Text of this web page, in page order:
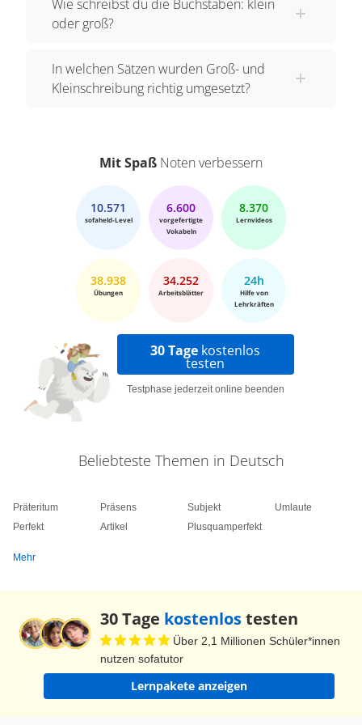
Wie schreibst du die Buchstaben: klein
oder groß?
In welchen Sätzen wurden Groß- und
Kleinschreibung richtig umgesetzt?
Mit Spaß Noten verbessern
10.571
sofaheld-Level
6.600
vorgefertigte
Vokabeln
8.370
Lernvideos
38.938
Übungen
34.252
Arbeitsblätter
24h
Hilfe von
Lehrkräften
30 Tage kostenlos
testen
Testphase jederzeit online beenden
Beliebteste Themen in Deutsch
Präteritum
Perfekt
Präsens
Artikel
Subjekt
Plusquamperfekt
Umlaute
Mehr
30 Tage kostenlostesten
Über 2,1 Millionen Schüler*innen
nutzen sofatutor
Lernpakete anzeigen